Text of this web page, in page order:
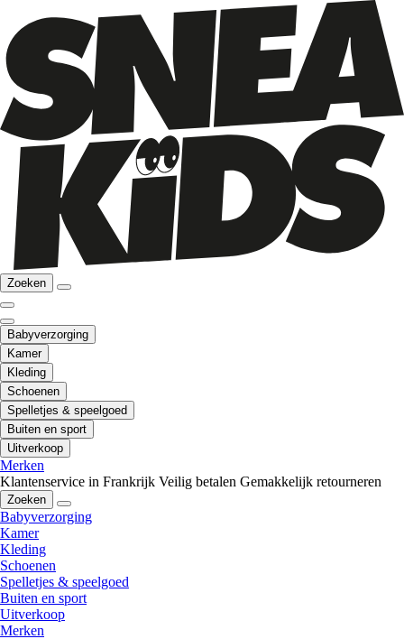
Zoeken
Babyverzorging
Kamer
Kleding
Schoenen
Spelletjes & speelgoed
Buiten en sport
Uitverkoop
Merken
Klantenservice in Frankrijk Veilig betalen Gemakkelijk retourneren
Zoeken
Babyverzorging
Kamer
Kleding
Schoenen
Spelletjes & speelgoed
Buiten en sport
Uitverkoop
Merken